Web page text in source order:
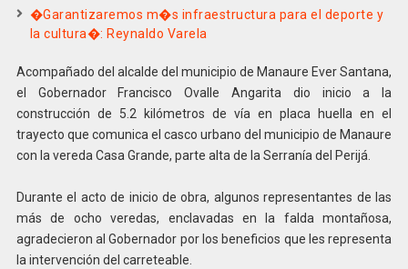
�Garantizaremos m�s infraestructura para el deporte y
la cultura�: Reynaldo Varela
Acompañado del alcalde del municipio de Manaure Ever Santana,
el Gobernador Francisco Ovalle Angarita dio inicio a la
construcción de 5.2 kilómetros de vía en placa huella en el
trayecto que comunica el casco urbano del municipio de Manaure
con la vereda Casa Grande, parte alta de la Serranía del Perijá.
Durante el acto de inicio de obra, algunos representantes de las
más de ocho veredas, enclavadas en la falda montañosa,
agradecieron al Gobernador por los beneficios que les representa
la intervención del carreteable.